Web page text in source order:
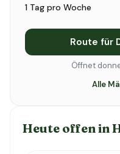
1 Tag pro Woche
Route für
Öffnet
Alle
Heute offen in